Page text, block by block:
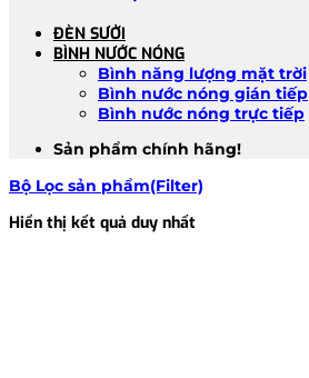
ĐÈN SƯỞI
BÌNH NƯỚC NÓNG
Bình năng lượng mặt trời
Bình nước nóng gián tiếp
Bình nước nóng trực tiếp
Sản phẩm chính hãng!
Bộ Lọc sản phẩm(Filter)
Hiển thị kết quả duy nhất